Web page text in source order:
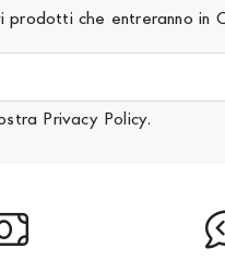
che entreranno in
Privacy Policy.